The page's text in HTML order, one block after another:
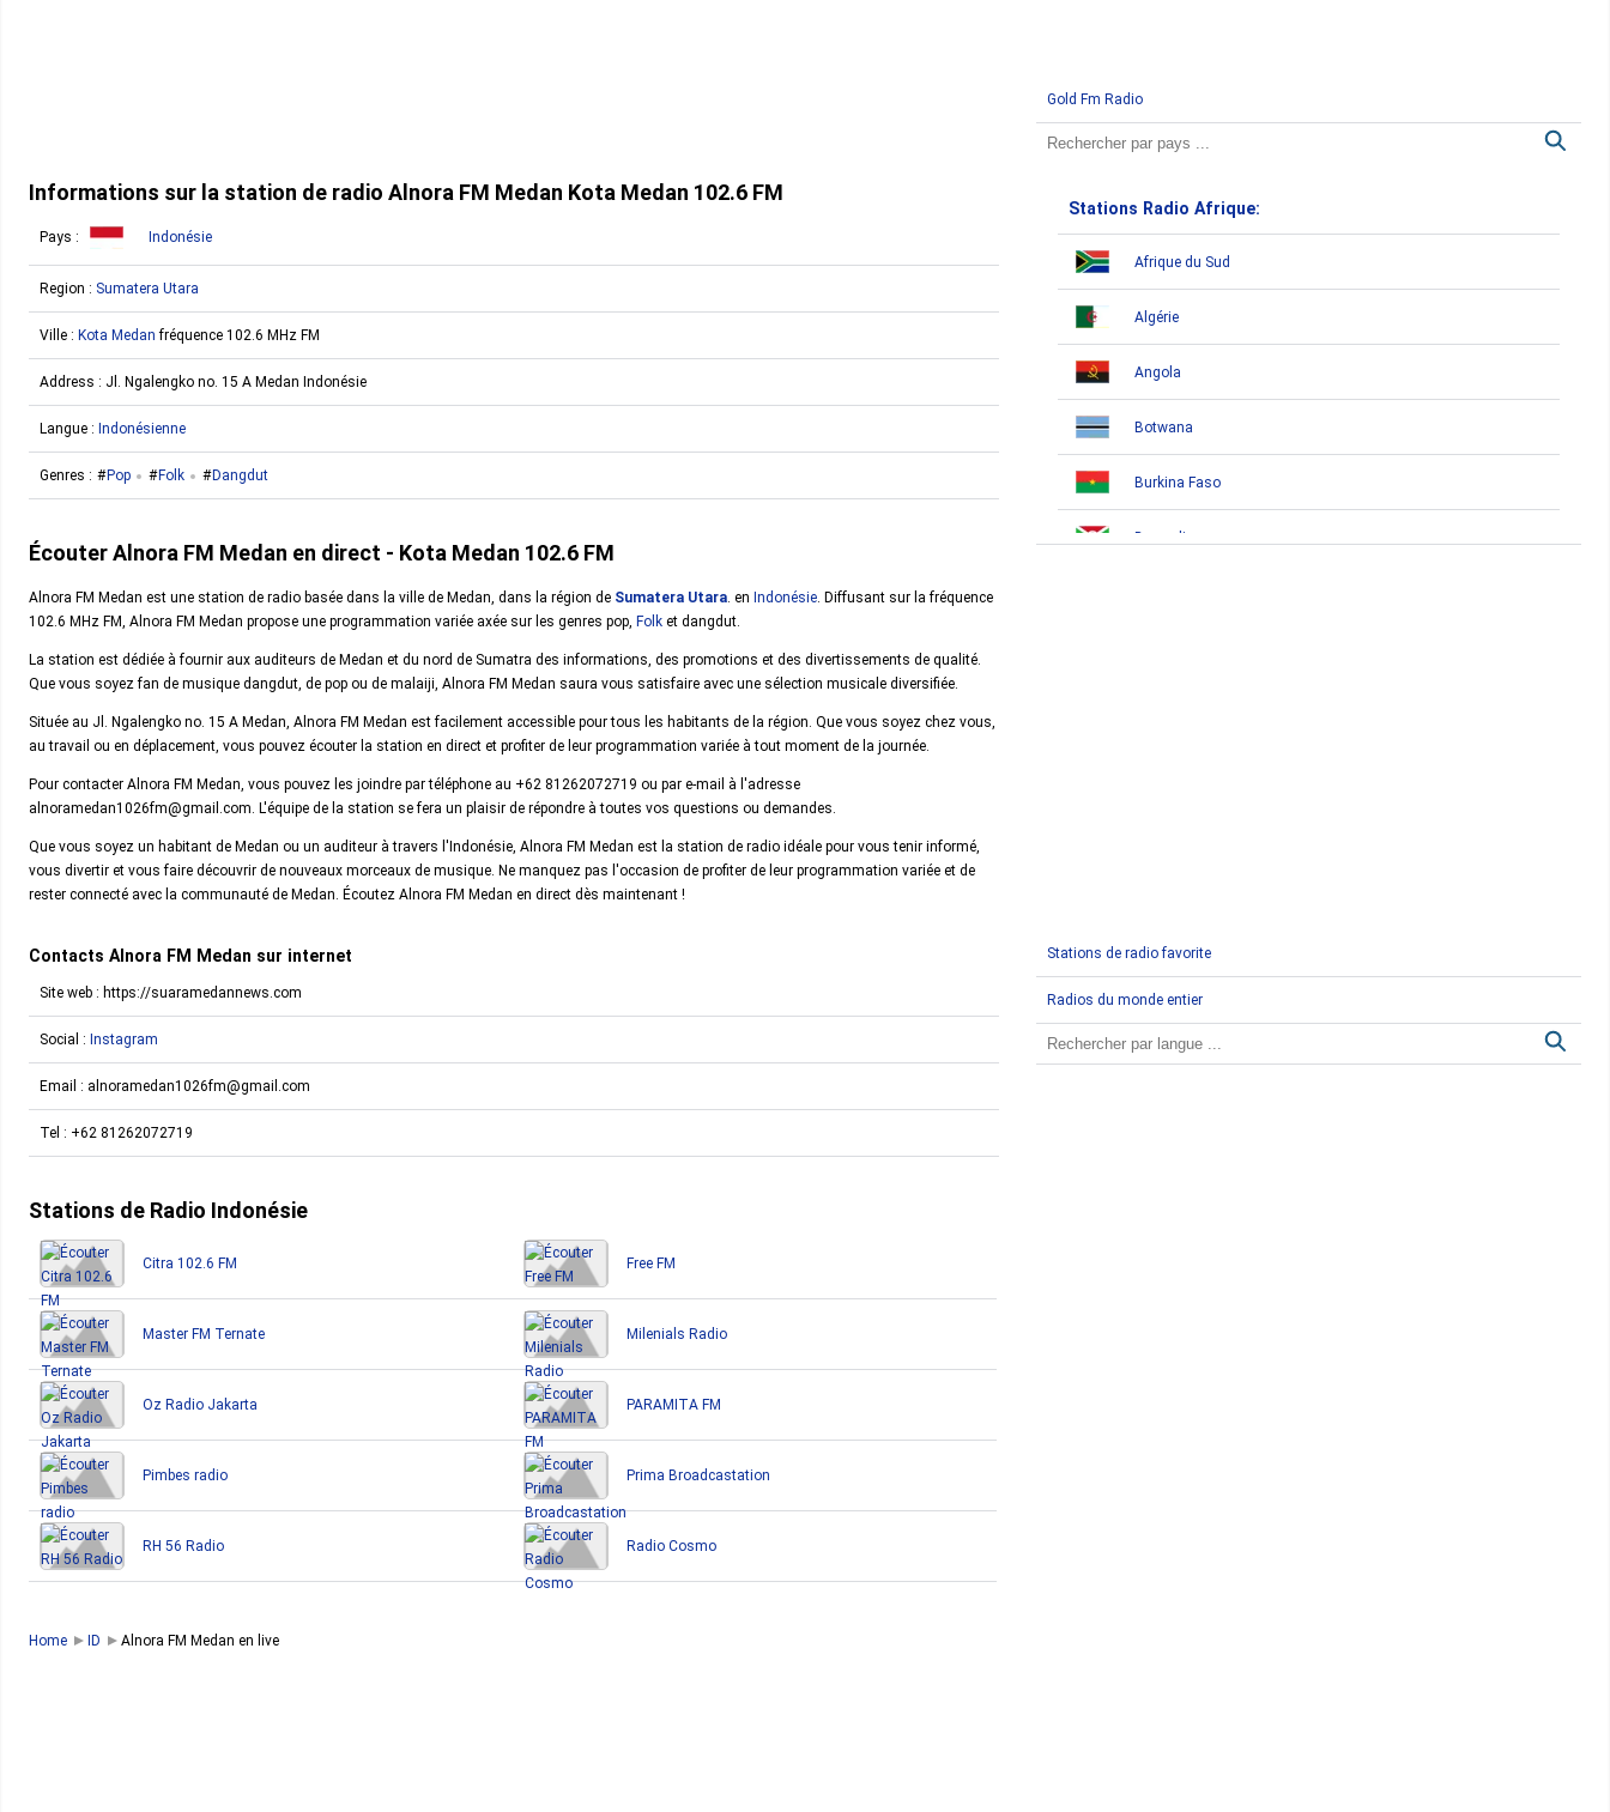
Informations sur la station de radio Alnora FM Medan Kota Medan 102.6 FM
Pays : Indonésie
Region : Sumatera Utara
Ville : Kota Medan fréquence 102.6 MHz FM
Address : Jl. Ngalengko no. 15 A Medan Indonésie
Langue : Indonésienne
Genres : Pop Folk Dangdut
Écouter Alnora FM Medan en direct - Kota Medan 102.6 FM
Alnora FM Medan est une station de radio basée dans la ville de Medan, dans la région de Sumatera Utara. en Indonésie. Diffusant sur la fréquence
102.6 MHz FM, Alnora FM Medan propose une programmation variée axée sur les genres pop, Folk et dangdut.
La station est dédiée à fournir aux auditeurs de Medan et du nord de Sumatra des informations, des promotions et des divertissements de qualité.
Que vous soyez fan de musique dangdut, de pop ou de malaiji, Alnora FM Medan saura vous satisfaire avec une sélection musicale diversifiée.
Située au Jl. Ngalengko no. 15 A Medan, Alnora FM Medan est facilement accessible pour tous les habitants de la région. Que vous soyez chez vous,
au travail ou en déplacement, vous pouvez écouter la station en direct et profiter de leur programmation variée à tout moment de la journée.
Pour contacter Alnora FM Medan, vous pouvez les joindre par téléphone au +62 81262072719 ou par e-mail à l'adresse
alnoramedan1026fm@gmail.com. L'équipe de la station se fera un plaisir de répondre à toutes vos questions ou demandes.
Que vous soyez un habitant de Medan ou un auditeur à travers l'Indonésie, Alnora FM Medan est la station de radio idéale pour vous tenir informé,
vous divertir et vous faire découvrir de nouveaux morceaux de musique. Ne manquez pas l'occasion de profiter de leur programmation variée et de
rester connecté avec la communauté de Medan. Écoutez Alnora FM Medan en direct dès maintenant !
Contacts Alnora FM Medan sur internet
Site web : https://suaramedannews.com
Social : Instagram
Email : alnoramedan1026fm@gmail.com
Tel : +62 81262072719
Stations de Radio Indonésie
Citra 102.6 FM Free FM
Master FM Ternate Milenials Radio
Oz Radio Jakarta PARAMITA FM
Pimbes radio Prima Broadcastation
RH 56 Radio Radio Cosmo
Gold Fm Radio
Stations Radio Afrique:
Afrique du Sud
Algérie
Angola
Botwana
Burkina Faso
Burundi
Egypte
Stations de radio favorite
Radios du monde entier
Home ID Alnora FM Medan en live